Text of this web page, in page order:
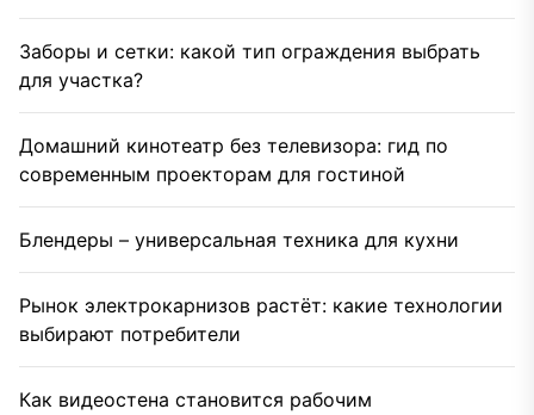
Заборы и сетки: какой тип ограждения выбрать
для участка?
Домашний кинотеатр без телевизора: гид по
современным проекторам для гостиной
Блендеры – универсальная техника для кухни
Рынок электрокарнизов растёт: какие технологии
выбирают потребители
Как видеостена становится рабочим